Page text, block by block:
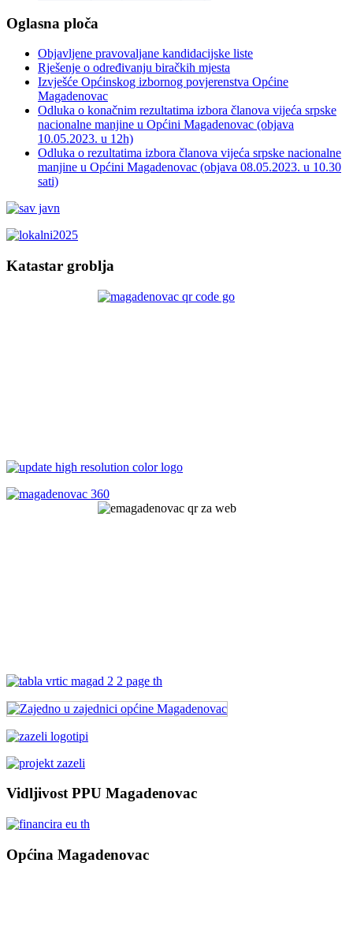
Oglasna ploča
Objavljene pravovaljane kandidacijske liste
Rješenje o određivanju biračkih mjesta
Izvješće Općinskog izbornog povjerenstva Općine
Magadenovac
Odluka o konačnim rezultatima izbora članova vijeća srpske
nacionalne manjine u Općini Magadenovac (objava
10.05.2023. u 12h)
Odluka o rezultatima izbora članova vijeća srpske nacionalne
manjine u Općini Magadenovac (objava 08.05.2023. u 10.30
sati)
Katastar groblja
Vidljivost PPU Magadenovac
Općina Magadenovac